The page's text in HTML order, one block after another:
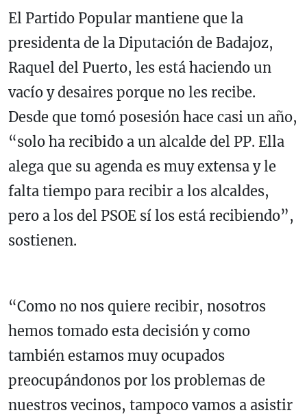
El Partido Popular mantiene que la
presidenta de la Diputación de Badajoz,
Raquel del Puerto, les está haciendo un
vacío y desaires porque no les recibe.
Desde que tomó posesión hace casi un año,
“solo ha recibido a un alcalde del PP. Ella
alega que su agenda es muy extensa y le
falta tiempo para recibir a los alcaldes,
pero a los del PSOE sí los está recibiendo”,
sostienen.
“Como no nos quiere recibir, nosotros
hemos tomado esta decisión y como
también estamos muy ocupados
preocupándonos por los problemas de
nuestros vecinos, tampoco vamos a asistir